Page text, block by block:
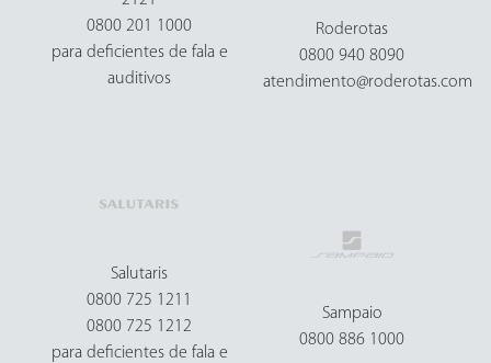
0800 201 1000
para deficientes de fala e
auditivos
Roderotas
0800 940 8090
atendimento@roderotas.com
Salutaris
0800 725 1211
0800 725 1212
para deficientes de fala e
Sampaio
0800 886 1000